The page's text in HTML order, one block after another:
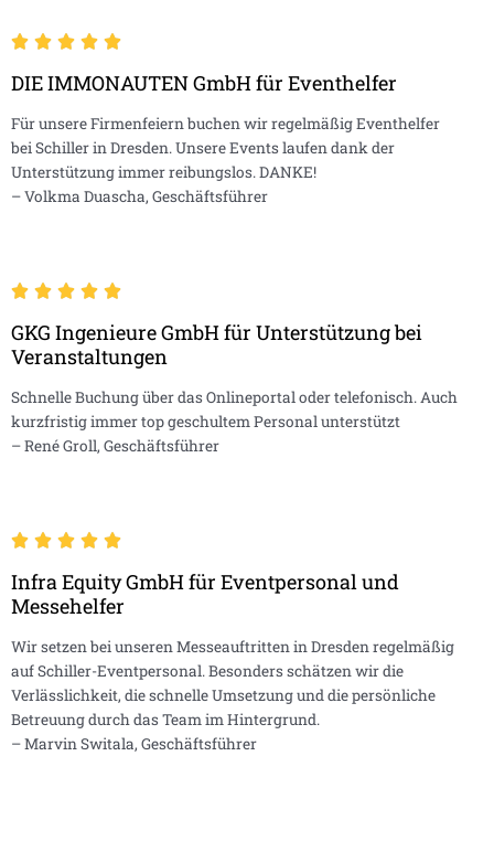
DIE IMMONAUTEN GmbH für Eventhelfer
Für unsere Firmenfeiern buchen wir regelmäßig Eventhelfer
bei Schiller in Dresden. Unsere Events laufen dank der
Unterstützung immer reibungslos. DANKE!
– Volkma Duascha, Geschäftsführer
GKG Ingenieure GmbH für Unterstützung bei
Veranstaltungen
Schnelle Buchung über das Onlineportal oder telefonisch. Auch
kurzfristig immer top geschultem Personal unterstützt
– René Groll, Geschäftsführer
Infra Equity GmbH für Eventpersonal und
Messehelfer
Wir setzen bei unseren Messeauftritten in Dresden regelmäßig
auf Schiller-Eventpersonal. Besonders schätzen wir die
Verlässlichkeit, die schnelle Umsetzung und die persönliche
Betreuung durch das Team im Hintergrund.
– Marvin Switala, Geschäftsführer